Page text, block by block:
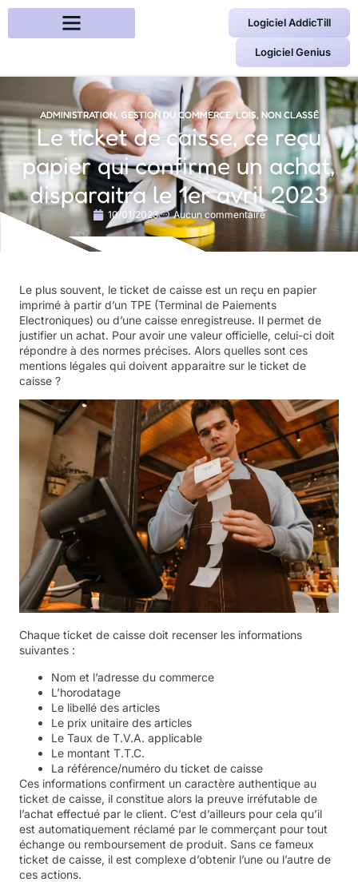
Logiciel AddicTill
Logiciel Genius
ADMINISTRATION, GESTION DU COMMERCE,LOIS, NON CLASSÉ
Le ticket de caisse, ce reçu
papier qui confirme un achat,
disparaitra le 1er avril 2023
10/01/2023 Aucun commentaire
Le plus souvent, le ticket de caisse est un reçu en papier
imprimé à partir d’un TPE (Terminal de Paiements
Electroniques) ou d’une caisse enregistreuse. Il permet de
justifier un achat. Pour avoir une valeur officielle, celui-ci doit
répondre à des normes précises. Alors quelles sont ces
mentions légales qui doivent apparaitre sur le ticket de
caisse ?
Chaque ticket de caisse doit recenser les informations
suivantes :
Nom et l’adresse du commerce
L’horodatage
Le libellé des articles
Le prix unitaire des articles
Le Taux de T.V.A. applicable
Le montant T.T.C.
La référence/numéro du ticket de caisse
Ces informations confirment un caractère authentique au
ticket de caisse, il constitue alors la preuve irréfutable de
l’achat effectué par le client. C’est d’ailleurs pour cela qu’il
est automatiquement réclamé par le commerçant pour tout
échange ou remboursement de produit. Sans ce fameux
ticket de caisse, il est complexe d’obtenir l’une ou l’autre de
ces actions.